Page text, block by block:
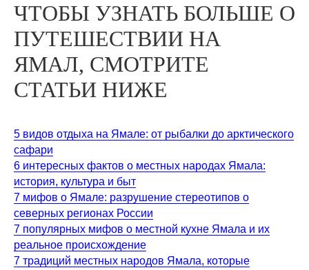
ЧТОБЫ УЗНАТЬ БОЛЬШЕ О
ПУТЕШЕСТВИИ НА
ЯМАЛ, СМОТРИТЕ
СТАТЬИ НИЖЕ
5 видов отдыха на Ямале: от рыбалки до арктического
сафари
6 интересных фактов о местных народах Ямала:
история, культура и быт
7 мифов о Ямале: разрушение стереотипов о
северных регионах России
7 популярных мифов о местной кухне Ямала и их
реальное происхождение
7 традиций местных народов Ямала, которые